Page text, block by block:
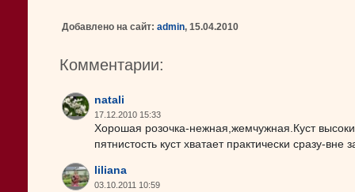
Добавлено на сайт: admin, 15.04.2010
Комментарии:
natali
17.12.2010 15:33
Хорошая розочка-нежная,жемчужная.Куст
пятнистость куст хватает практически сразу-
liliana
03.10.2011 10:59